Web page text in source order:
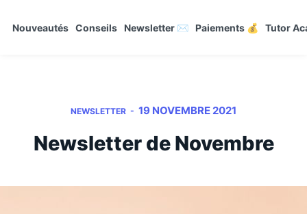
Nouveautés Conseils Newsletter ✉️ Paiements 💰 Tutor
NEWSLETTER - 19 NOVEMBRE 2021
Newsletter de Novembre